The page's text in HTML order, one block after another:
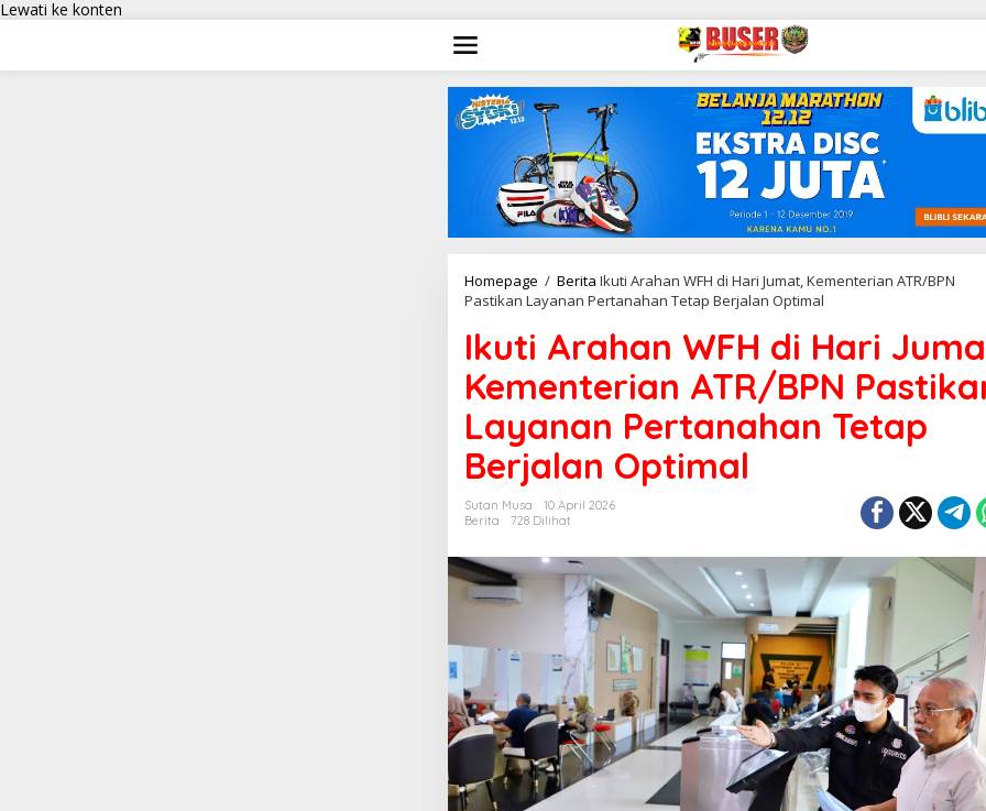
Lewati ke konten
Homepage / Berita Ikuti Arahan WFH di Hari Jumat, Kementerian ATR/BPN
Pastikan Layanan Pertanahan Tetap Berjalan Optimal
Ikuti Arahan WFH di Hari
Kementerian ATR/BPN
Layanan Pertanahan Tetap
Berjalan Optimal
Sutan Musa
10 April 2026
Berita
728 Dilihat